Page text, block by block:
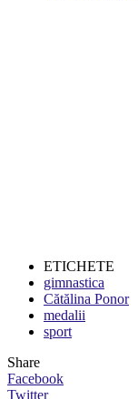
ETICHETE
gimnastica
Cătălina Ponor
medalii
sport
Share
Facebook
Twitter